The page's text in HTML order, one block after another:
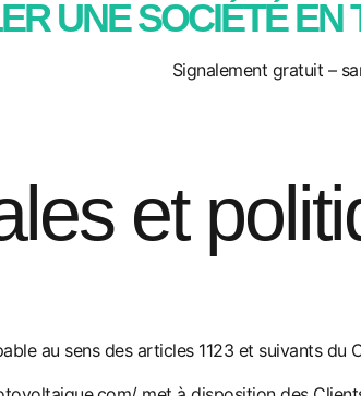
UNE SOCIÉTÉ EN
Signalement gratuit –
et
au sens des articles 1123 et suivants